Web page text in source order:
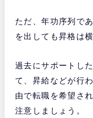
ただ、年功序列で
を出しても昇格は
過去にサポートし
て、昇給などが行
由で転職を希望さ
注意しましょう。